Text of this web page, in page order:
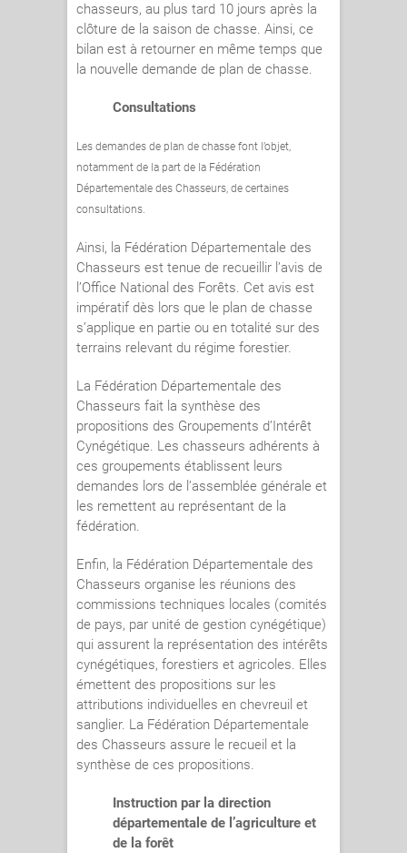
chasseurs, au plus tard 10 jours après la
clôture de la saison de chasse. Ainsi, ce
bilan est à retourner en même temps que
la nouvelle demande de plan de chasse.
Consultations
Les demandes de plan de chasse font l’objet,
notamment de la part de la Fédération
Départementale des Chasseurs, de certaines
consultations.
Ainsi, la Fédération Départementale des
Chasseurs est tenue de recueillir l’avis de
l’Office National des Forêts. Cet avis est
impératif dès lors que le plan de chasse
s’applique en partie ou en totalité sur des
terrains relevant du régime forestier.
La Fédération Départementale des
Chasseurs fait la synthèse des
propositions des Groupements d’Intérêt
Cynégétique. Les chasseurs adhérents à
ces groupements établissent leurs
demandes lors de l’assemblée générale et
les remettent au représentant de la
fédération.
Enfin, la Fédération Départementale des
Chasseurs organise les réunions des
commissions techniques locales (comités
de pays, par unité de gestion cynégétique)
qui assurent la représentation des intérêts
cynégétiques, forestiers et agricoles. Elles
émettent des propositions sur les
attributions individuelles en chevreuil et
sanglier. La Fédération Départementale
des Chasseurs assure le recueil et la
synthèse de ces propositions.
Instruction par la direction
départementale de l’agriculture et
de la forêt